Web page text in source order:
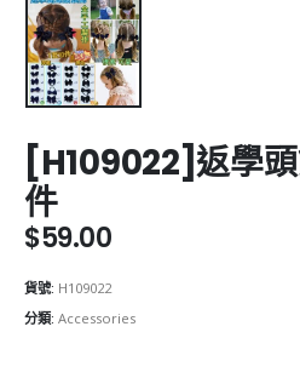
[H109022]返學
件
$59.00
貨號: H109022
分類: Accessories